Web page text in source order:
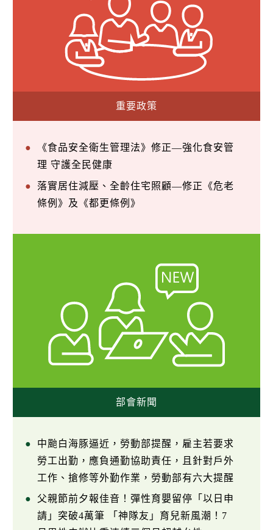
重要政策
《食品安全衛生管理法》修正—強化食安管
理 守護全民健康
落實居住減壓、全齡住宅照顧—修正《危老
條例》及《都更條例》
部會新聞
中颱白海豚逼近，勞動部提醒，雇主若要求
勞工出勤，應負通勤協助責任，且針對戶外
工作、搶修等外勤作業，勞動部有六大提醒
父親節前夕報佳音！彈性育嬰留停「以日申
請」突破4萬筆 「神隊友」育兒新風潮！7